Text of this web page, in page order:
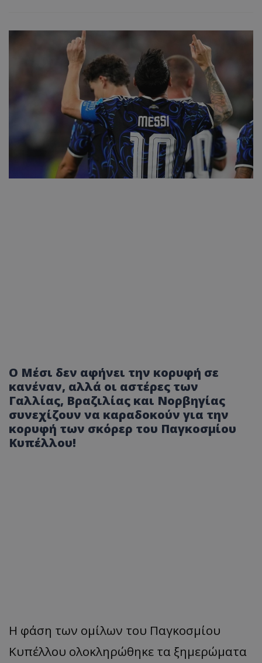
Ο Μέσι δεν αφήνει την κορυφή σε
κανέναν, αλλά οι αστέρες των
Γαλλίας, Βραζιλίας και Νορβηγίας
συνεχίζουν να καραδοκούν για την
κορυφή των σκόρερ του Παγκοσμίου
Κυπέλλου!
Η φάση των ομίλων του Παγκοσμίου
Κυπέλλου ολοκληρώθηκε τα ξημερώματα